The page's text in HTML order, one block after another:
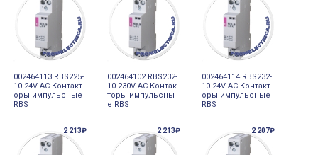
002464113 RBS225-
10-24V AC Контакт
оры импульсные
RBS
002464102 RBS232-
10-230V AC Контак
торы импульсны
е RBS
002464114 RBS232-
10-24V AC Контакт
оры импульсные
RBS
2 213₽ 2 213₽ 2 207₽